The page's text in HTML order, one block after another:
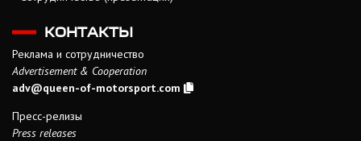
КОНТАКТЫ
Реклама и сотрудничество
Advertisement & Cooperation
adv@queen-of-motorsport.com
Пресс-релизы
Press releases